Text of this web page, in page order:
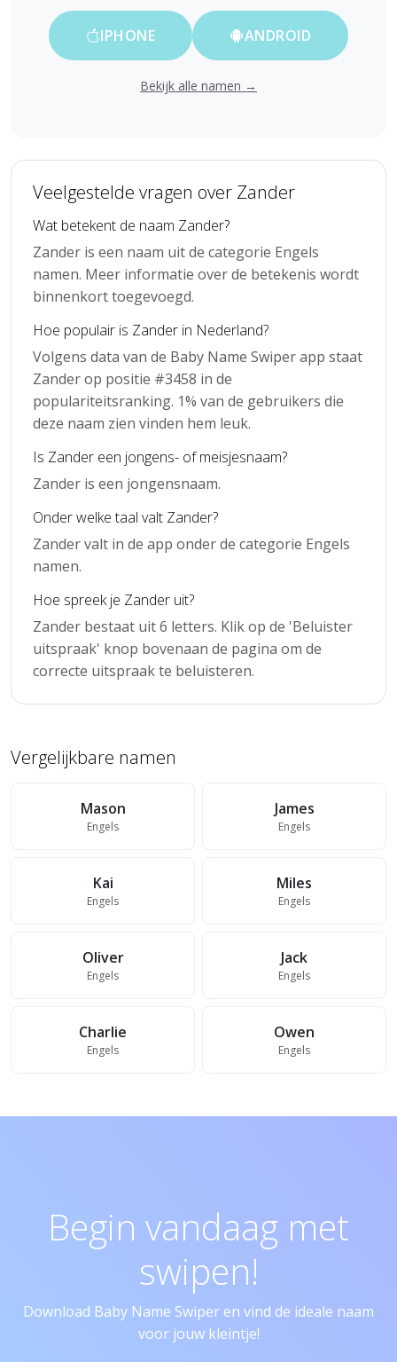
IPHONE ANDROID
Bekijk alle namen →
Veelgestelde vragen over Zander
Wat betekent de naam Zander?
Zander is een naam uit de categorie Engels
namen. Meer informatie over de betekenis wordt
binnenkort toegevoegd.
Hoe populair is Zander in Nederland?
Volgens data van de Baby Name Swiper app staat
Zander op positie #3458 in de
populariteitsranking. 1% van de gebruikers die
deze naam zien vinden hem leuk.
Is Zander een jongens- of meisjesnaam?
Zander is een jongensnaam.
Onder welke taal valt Zander?
Zander valt in de app onder de categorie Engels
namen.
Hoe spreek je Zander uit?
Zander bestaat uit 6 letters. Klik op de 'Beluister
uitspraak' knop bovenaan de pagina om de
correcte uitspraak te beluisteren.
Vergelijkbare namen
Mason
Engels
James
Engels
Kai
Engels
Miles
Engels
Oliver
Engels
Jack
Engels
Charlie
Engels
Owen
Engels
Begin vandaag met
swipen!
Download Baby Name Swiper en vind de ideale naam
voor jouw kleintje!